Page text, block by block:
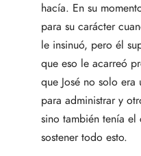
hacía. En su
para su carácter
le insinuó, pero él
que eso le acarreó
que José no solo
para administrar y
sino también tenía el
sostener todo esto.